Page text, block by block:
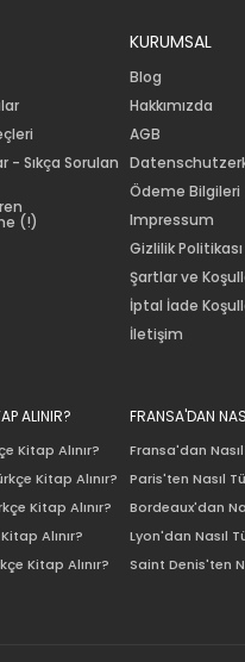
- Sıkça Sorulan
(!)
KURUMSAL
Blog
Hakkımızda
AGB
Ödeme Bilgileri
Impressum
Gizlilik Politikası
Şartlar ve
İptal İade
İletişim
ALINIR?
Kitap Alınır?
Kitap Alınır?
Kitap Alınır?
Alınır?
Kitap Alınır?
FRANSA'DAN
Fransa'dan
Paris'ten Nasıl
Bordeaux'dan
Lyon'dan Nasıl
Saint Denis'ten